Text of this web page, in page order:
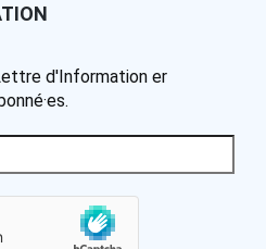
d'Information er